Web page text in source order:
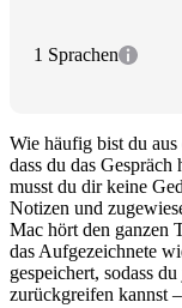
1 Sprachen
Wie häufig bist du
dass du das
musst du dir keine
Notizen und
Mac hört den ganzen
das Aufgezeichnete
gespeichert, sodass
zurückgreifen kannst